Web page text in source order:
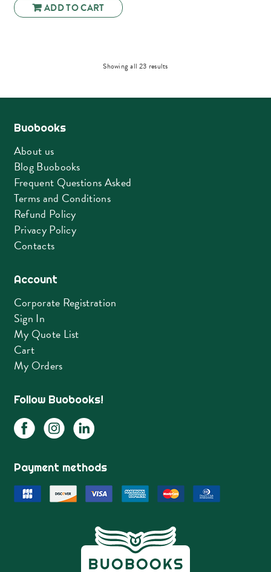
ADD TO CART
Showing all 23 resultsSorted
Buobooks
About us
Blog Buobooks
Frequent Questions Asked
Terms and Conditions
Refund Policy
Privacy Policy
Contacts
Account
Corporate Registration
Sign In
My Quote List
Cart
My Orders
Follow Buobooks!
Payment methods